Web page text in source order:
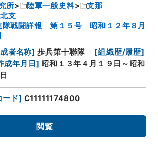
所 陸軍一般史料
支那
北支
隊戦闘詳報 第１５号 昭和１２年８月
者名称] 歩兵第十聯隊 [組織歴/履歴]
成年月日 ] 昭和１３年４月１９日～昭和
ード] C11111174800
閲覧